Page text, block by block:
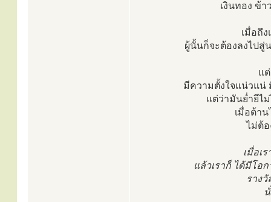
เงินทอง ข้
เมื่อถึ
ผู้นั้นก็จะต้องลงไปสู่
แ
มีความตั้งใจแน่วแน่
แต่ว่ามันย่ำยีไ
เมื่อต้าน
ไม่ต้อ
เมื่อเ
แล้วเราก็ ได้มีโ
ราง